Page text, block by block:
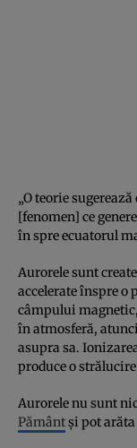
„O teorie
[fenomen] ce
în spre ecuatorul
Aurorele sunt
accelerate înspre o
câmpului
în atmosferă,
asupra sa.
produce o
Aurorele nu sunt
Pământși pot